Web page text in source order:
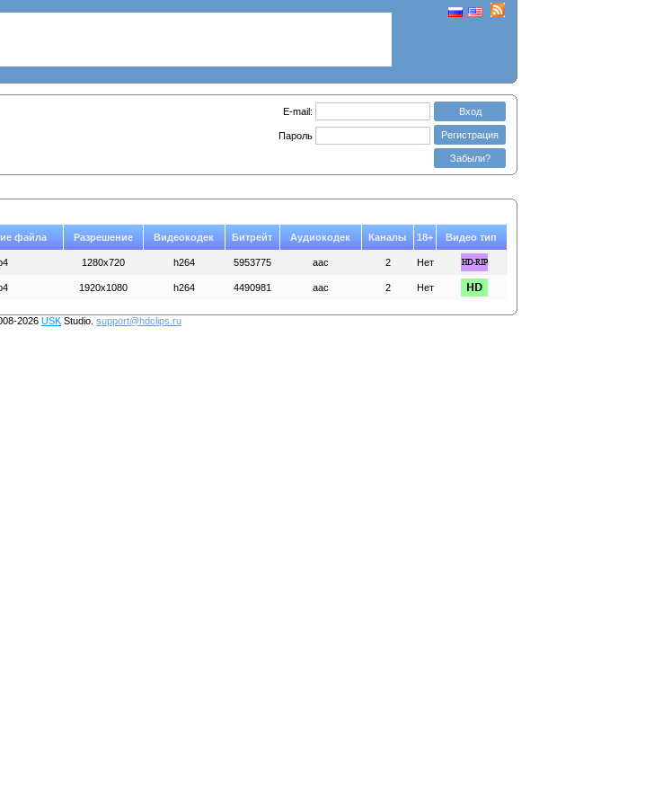
E-mail: Вход
Пароль Регистрация
Забыли?
файла Разрешение Видеокодек Битрейт Аудиокодек Каналы 18+ Видео тип
1280x720 h264 5953775 aac 2 Нет
1920x1080 h264 4490981 aac 2 Нет
2026 USK Studio. support@hdclips.ru